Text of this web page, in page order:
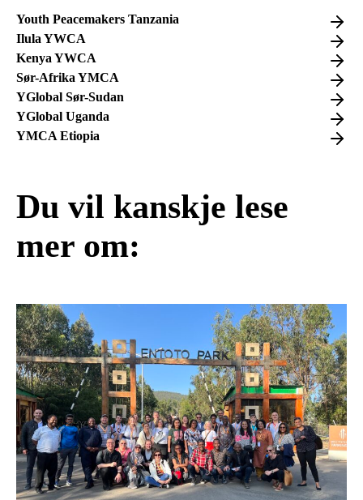
Youth Peacemakers Tanzania
Ilula YWCA
Kenya YWCA
Sør-Afrika YMCA
YGlobal Sør-Sudan
YGlobal Uganda
YMCA Etiopia
Du vil kanskje lese
mer om: